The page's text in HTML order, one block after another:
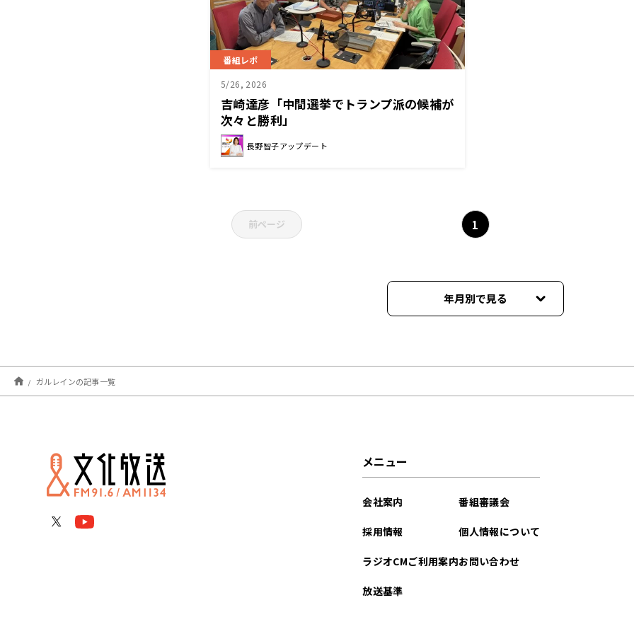
番組レポ
5/26, 2026
吉崎達彦「中間選挙でトランプ派の候補が
次々と勝利」
長野智子アップデート
前ページ 1
年月別で見る
ガルレインの記事一覧
メニュー
会社案内
採用情報
ラジオCMご利用案内
放送基準
番組審議会
個人情報について
お問い合わせ